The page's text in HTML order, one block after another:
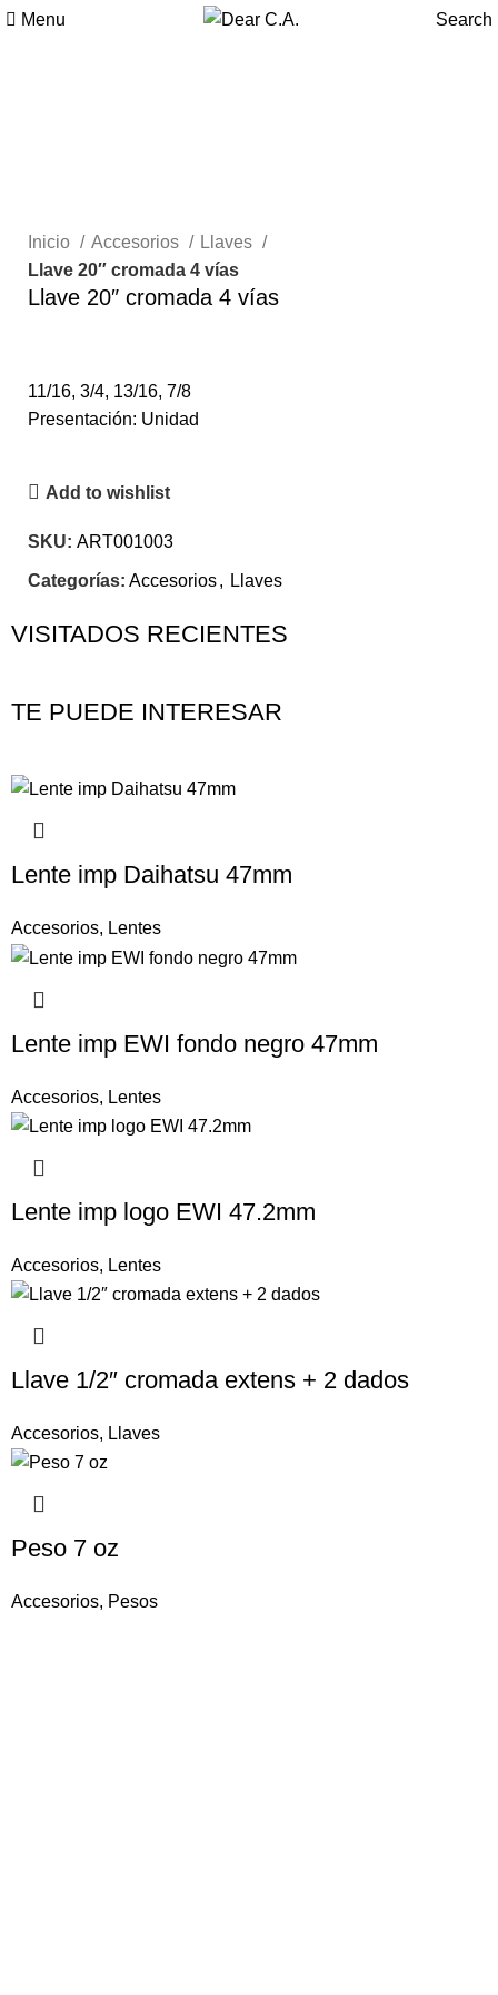
Menu Search
Inicio Accesorios
Llaves
Llave 20″ cromada 4 vías
Llave 20″ cromada 4 vías
11/16, 3/4, 13/16, 7/8
Presentación: Unidad
Add to wishlist
SKU: ART001003
Categorías: Accesorios, Llaves
VISITADOS RECIENTES
TE PUEDE INTERESAR
Lente imp Daihatsu 47mm
Accesorios, Lentes
Lente imp EWI fondo negro 47mm
Accesorios, Lentes
Lente imp logo EWI 47.2mm
Accesorios, Lentes
Llave 1/2″ cromada extens + 2 dados
Accesorios, Llaves
Peso 7 oz
Accesorios, Pesos